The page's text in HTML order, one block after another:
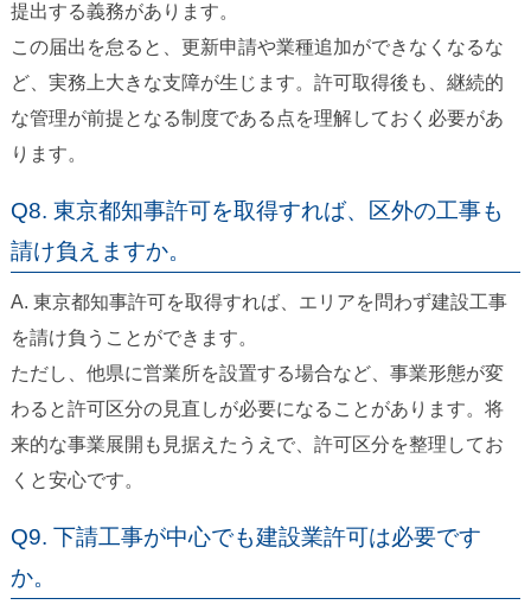
提出する義務があります。
この届出を怠ると、更新申請や業種追加ができなくなるな
ど、実務上大きな支障が生じます。許可取得後も、継続的
な管理が前提となる制度である点を理解しておく必要があ
ります。
Q8. 東京都知事許可を取得すれば、区外の工事も
請け負えますか。
A. 東京都知事許可を取得すれば、エリアを問わず建設工事
を請け負うことができます。
ただし、他県に営業所を設置する場合など、事業形態が変
わると許可区分の見直しが必要になることがあります。将
来的な事業展開も見据えたうえで、許可区分を整理してお
くと安心です。
Q9. 下請工事が中心でも建設業許可は必要です
か。